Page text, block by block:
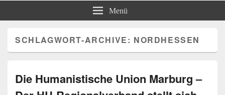
Menü
SCHLAGWORT-ARCHIVE: NORDHESSEN
Die Humanistische Union Marburg –